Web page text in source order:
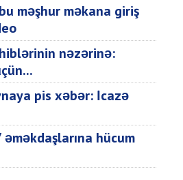
məşhur məkana giriş
nəzərinə:
pis xəbər: İcazə
hücum